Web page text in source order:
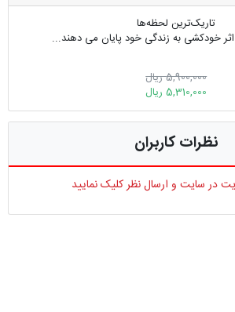
تاریک‌ترین لحظه‌ها
اثر خودکشی به زندگی خود پایان می دهند...
5,900,000 ریال
5,310,000 ریال
نظرات کاربران
در سایت و ارسال نظر کلیک نمایید